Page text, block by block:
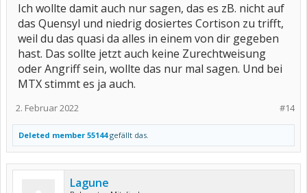
Ich wollte damit auch nur sagen, das es zB. nicht auf
das Quensyl und niedrig dosiertes Cortison zu trifft,
weil du das quasi da alles in einem von dir gegeben
hast. Das sollte jetzt auch keine Zurechtweisung
oder Angriff sein, wollte das nur mal sagen. Und bei
MTX stimmt es ja auch.
#14
2. Februar 2022
Deleted member 55144gefällt das.
Lagune